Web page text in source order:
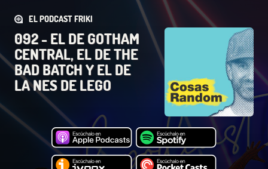
EL PODCAST FRIKI
092 - EL DE GOTHAM
CENTRAL, EL DE THE
BAD BATCH Y EL DE
LA NES DE LEGO